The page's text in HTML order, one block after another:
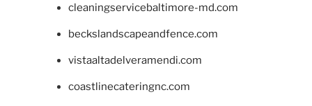
cleaningservicebaltimore-md.com
beckslandscapeandfence.com
vistaaltadelveramendi.com
coastlinecateringnc.com